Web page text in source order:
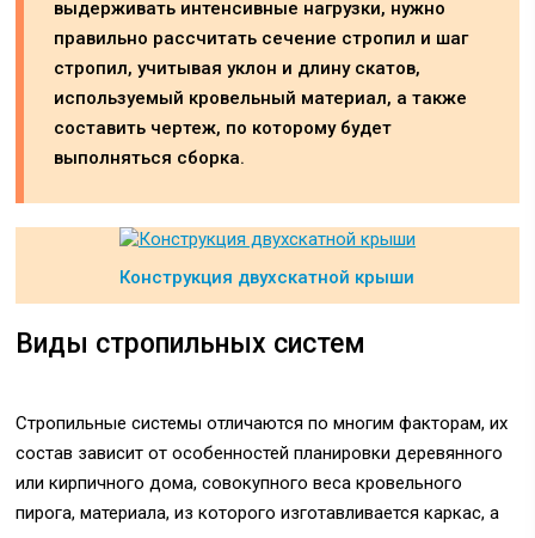
выдерживать интенсивные нагрузки, нужно
правильно рассчитать сечение стропил и шаг
стропил, учитывая уклон и длину скатов,
используемый кровельный материал, а также
составить чертеж, по которому будет
выполняться сборка.
Конструкция двухскатной крыши
Виды стропильных систем
Стропильные системы отличаются по многим факторам, их
состав зависит от особенностей планировки деревянного
или кирпичного дома, совокупного веса кровельного
пирога, материала, из которого изготавливается каркас, а